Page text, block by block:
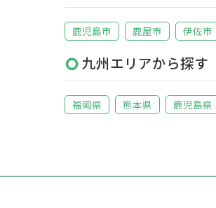
鹿児島市 鹿屋市 伊佐市
九州エリアから探す
福岡県 熊本県 鹿児島県